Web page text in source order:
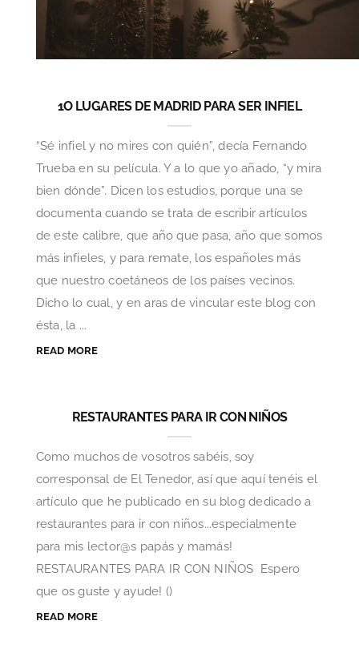
1O LUGARES DE MADRID PARA SER INFIEL
“Sé infiel y no mires con quién”, decía Fernando
Trueba en su película. Y a lo que yo añado, “y mira
bien dónde”. Dicen los estudios, porque una se
documenta cuando se trata de escribir artículos
de este calibre, que año que pasa, año que somos
más infieles, y para remate, los españoles más
que nuestro coetáneos de los países vecinos.
Dicho lo cual, y en aras de vincular este blog con
ésta, la ...
READ MORE
RESTAURANTES PARA IR CON NIÑOS
Como muchos de vosotros sabéis, soy
corresponsal de El Tenedor, así que aquí tenéis el
artículo que he publicado en su blog dedicado a
restaurantes para ir con niños...especialmente
para mis lector@s papás y mamás!
RESTAURANTES PARA IR CON NIÑOS Espero
que os guste y ayude! ()
READ MORE